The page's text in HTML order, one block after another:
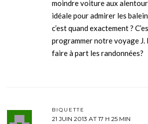
moindre voiture aux
idéale pour admirer les
c’est quand exactement ?
programmer notre voyage J.
faire à part les randonnées?
BIQUETTE
21 JUIN 2013 AT 17 H 25 MIN